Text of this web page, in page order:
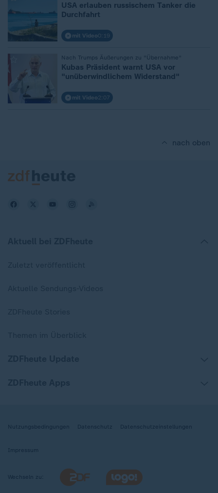
USA erlauben russischem Tanker die
Durchfahrt
mit Video0:19
Nach Trumps Äußerungen zu "Übernahme"
Kubas Präsident warnt USA vor
"unüberwindlichem Widerstand"
mit Video2:07
nach oben
Nutzungsbedingungen Datenschutz Datenschutzeinstellungen
Impressum
Wechseln zu: